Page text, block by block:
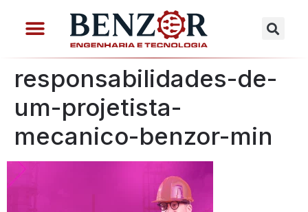
responsabilidades-de-
um-projetista-
mecanico-benzor-min